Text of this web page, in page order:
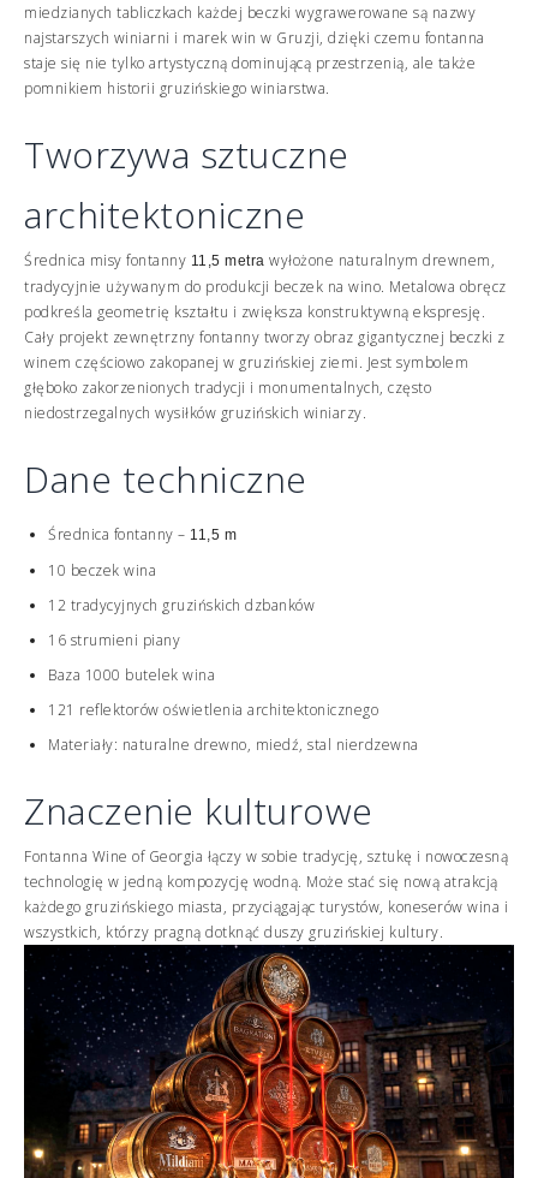
miedzianych tabliczkach każdej beczki wygrawerowane są nazwy
najstarszych winiarni i marek win w Gruzji, dzięki czemu fontanna
staje się nie tylko artystyczną dominującą przestrzenią, ale także
pomnikiem historii gruzińskiego winiarstwa.
Tworzywa sztuczne
architektoniczne
Średnica misy fontanny 11,5 metra wyłożone naturalnym drewnem,
tradycyjnie używanym do produkcji beczek na wino. Metalowa obręcz
podkreśla geometrię kształtu i zwiększa konstruktywną ekspresję.
Cały projekt zewnętrzny fontanny tworzy obraz gigantycznej beczki z
winem częściowo zakopanej w gruzińskiej ziemi. Jest symbolem
głęboko zakorzenionych tradycji i monumentalnych, często
niedostrzegalnych wysiłków gruzińskich winiarzy.
Dane techniczne
Średnica fontanny – 11,5 m
10 beczek wina
12 tradycyjnych gruzińskich dzbanków
16 strumieni piany
Baza 1000 butelek wina
121 reflektorów oświetlenia architektonicznego
Materiały: naturalne drewno, miedź, stal nierdzewna
Znaczenie kulturowe
Fontanna Wine of Georgia łączy w sobie tradycję, sztukę i nowoczesną
technologię w jedną kompozycję wodną. Może stać się nową atrakcją
każdego gruzińskiego miasta, przyciągając turystów, koneserów wina i
wszystkich, którzy pragną dotknąć duszy gruzińskiej kultury.